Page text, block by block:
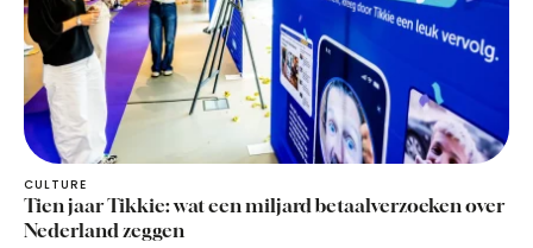
CULTURE
Tien jaar Tikkie: wat een miljard betaalverzoeken over
Nederland zeggen